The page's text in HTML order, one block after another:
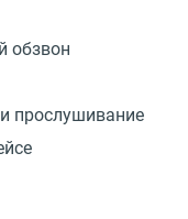
обзвон
прослушивание